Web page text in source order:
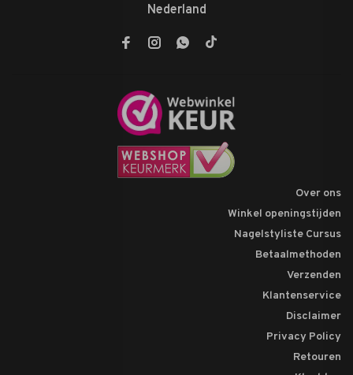
Nederland
Over ons
Winkel openingstijden
Nagelstyliste Cursus
Betaalmethoden
Verzenden
Klantenservice
Disclaimer
Privacy Policy
Retouren